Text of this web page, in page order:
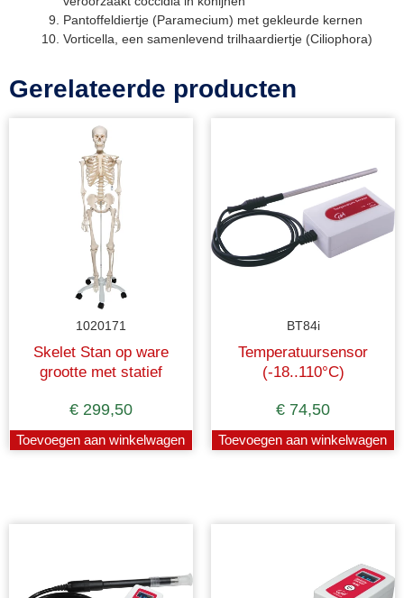
Pantoffeldiertje (Paramecium) met gekleurde kernen
Vorticella, een samenlevend trilhaardiertje (Ciliophora)
Gerelateerde producten
1020171
Skelet Stan op ware
grootte met statief
€ 299,50
Toevoegen aan winkelwagen
BT84i
Temperatuursensor
(-18..110°C)
€ 74,50
Toevoegen aan winkelwagen